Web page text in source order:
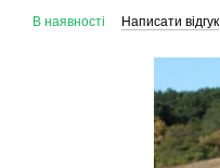
В наявності Написати відгук